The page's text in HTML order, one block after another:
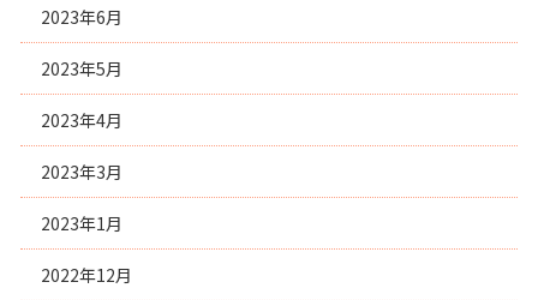
2023年6月
2023年5月
2023年4月
2023年3月
2023年1月
2022年12月